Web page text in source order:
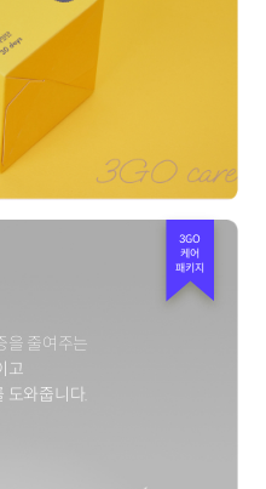
3GO
케어
패키지
을 줄여주는
고
도와줍니다.